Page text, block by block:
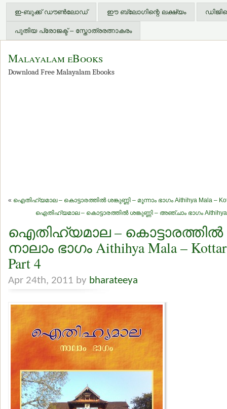
ഇ-ബുക്ക് ഡൗണ്‍ലോഡ് ഈ ബ്ലോഗിന്റെ ലക്ഷ്യം
പുതിയ പ്രോജക്ട് – സ്തോത്രരത്നാകരം
Malayalam eBooks
Download Free Malayalam Ebooks
« ഐതിഹ്യമാല – കൊട്ടാരത്തില്‍ ശങ്കുണ്ണി – മൂന്നാം ഭാഗം Aithihya Mala –
ഐതിഹ്യമാല – കൊട്ടാരത്തില്‍ ശങ്കുണ്ണി – അഞ്ചാം ഭാഗം Aithihya
ഐതിഹ്യമാല – കൊട്ടാരത്തില്‍
നാലാം ഭാഗം Aithihya Mala –
Part 4
Apr 24th, 2011 by bharateeya